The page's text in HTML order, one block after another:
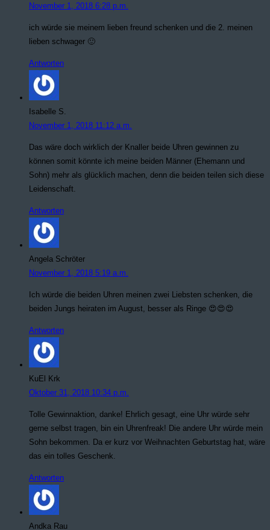
November 1, 2018 6:28 p.m.
ich würde sie meinem lieben freund schenken und die 2. meinen
lieben schwager 🙂
Antworten
Isabelle S.
November 1, 2018 11:12 a.m.
Das wäre doch wirklich der Knaller beide Uhren gewinnen zu
können somit könnte ich meine beiden Männer (Ehemann und
Sohn) mehr als glücklich machen, denn die beiden teilen sich diese
Leidenschaft.
Antworten
Angela Schröter
November 1, 2018 5:19 a.m.
Ich würde die beiden Uhren meinen zwei Liebsten schenken, die
beiden Jungs heiraten im August, besser als Ringe 😍😍😍
Antworten
KuEl Krk
Oktober 31, 2018 10:34 p.m.
Tolle Gewinnaktion, danke! Ehrlich gesagt, eine Uhr würde sehr
gerne selbst tragen, bin ein Uhrenfreak! Die andere Uhr würde mein
Sohn bekommen. Da er kurz vor Weihnachten Geburtstag hat, wäre
das ein tolles Geschenk.
Antworten
Andka Rau